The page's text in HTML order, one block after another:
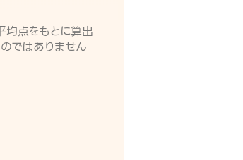
点をもとに算出
ではありません